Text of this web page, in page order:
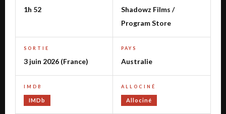
1h 52
Shadowz Films /
Program Store
SORTIE
3 juin 2026 (France)
PAYS
Australie
IMDB
IMDb
ALLOCINÉ
Allociné